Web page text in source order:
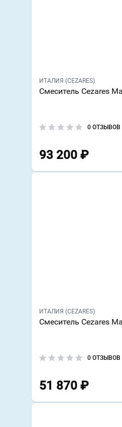
ИТАЛИЯ (CEZARES)
Смеситель Cezares
0 ОТЗЫВОВ
93 200 ₽
ИТАЛИЯ (CEZARES)
Смеситель Cezares
0 ОТЗЫВОВ
51 870 ₽